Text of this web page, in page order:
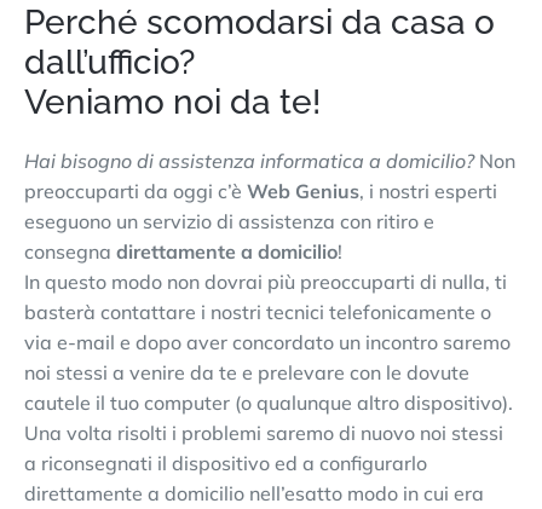
Perché scomodarsi da casa o
dall’ufficio?
Veniamo noi da te!
Hai bisogno di assistenza informatica a domicilio?Non
preoccuparti da oggi c’è Web Genius, i nostri esperti
eseguono un servizio di assistenza con ritiro e
consegna direttamente a domicilio!
In questo modo non dovrai più preoccuparti di nulla, ti
basterà contattare i nostri tecnici telefonicamente o
via e-mail e dopo aver concordato un incontro saremo
noi stessi a venire da te e prelevare con le dovute
cautele il tuo computer (o qualunque altro dispositivo).
Una volta risolti i problemi saremo di nuovo noi stessi
a riconsegnati il dispositivo ed a configurarlo
direttamente a domicilio nell’esatto modo in cui era